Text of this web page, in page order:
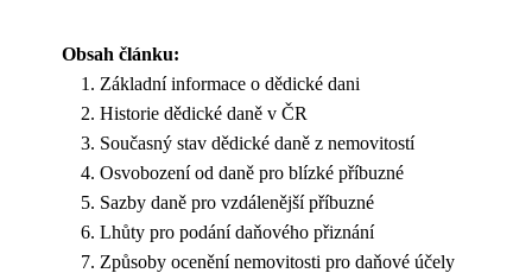
Obsah článku:
Základní informace o dědické dani
Historie dědické daně v ČR
Současný stav dědické daně z nemovitostí
Osvobození od daně pro blízké příbuzné
Sazby daně pro vzdálenější příbuzné
Lhůty pro podání daňového přiznání
Způsoby ocenění nemovitosti pro daňové účely